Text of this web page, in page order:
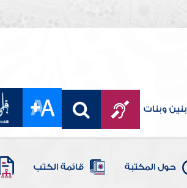
بنين وبنات
حول المكتبة قائمة الكتب